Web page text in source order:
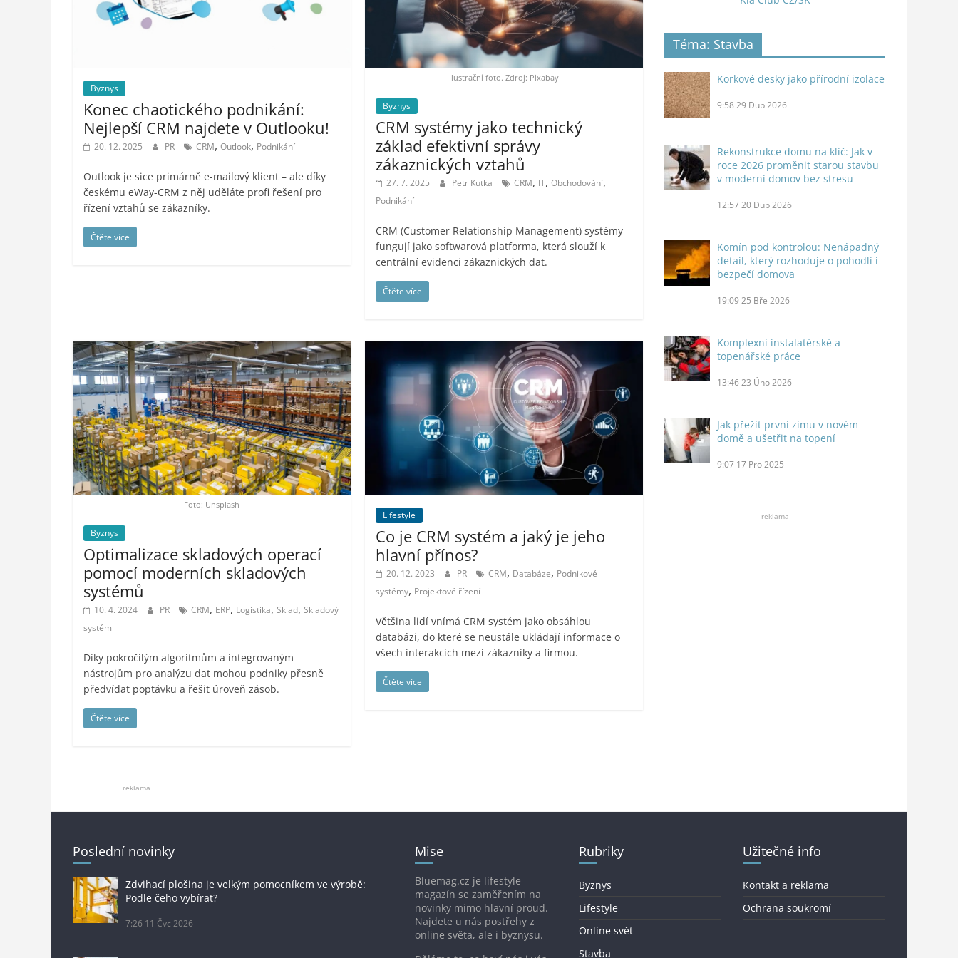
Byznys
Konec chaotického podnikání:
Nejlepší CRM najdete v Outlooku!
20. 12. 2025 PR CRM, Outlook, Podnikání
Outlook je sice primárně e-mailový klient – ale díky
českému eWay-CRM z něj uděláte profi řešení pro
řízení vztahů se zákazníky.
Čtěte více
Ilustrační foto. Zdroj: Pixabay
Byznys
CRM systémy jako technický
základ efektivní správy
zákaznických vztahů
27. 7. 2025 Petr Kutka CRM, IT,Obchodování,
Podnikání
CRM (Customer Relationship Management) systémy
fungují jako softwarová platforma, která slouží k
centrální evidenci zákaznických dat.
Čtěte více
Foto: Unsplash
Byznys
Optimalizace skladových operací
pomocí moderních skladových
systémů
10. 4. 2024 PR CRM, ERP, Logistika, Sklad, Skladový
systém
Díky pokročilým algoritmům a integrovaným
nástrojům pro analýzu dat mohou podniky přesně
předvídat poptávku a řešit úroveň zásob.
Čtěte více
Lifestyle
Co je CRM systém a jaký je jeho
hlavní přínos?
20. 12. 2023 PR CRM, Databáze, Podnikové
systémy, Projektové řízení
Většina lidí vnímá CRM systém jako obsáhlou
databázi, do které se neustále ukládají informace o
všech interakcích mezi zákazníky a firmou.
Čtěte více
Téma: Stavba
Korkové desky jako přírodní izolace
9:58 29 Dub 2026
Rekonstrukce domu na klíč: Jak v
roce 2026 proměnit starou stavbu
v moderní domov bez stresu
12:57 20 Dub 2026
Komín pod kontrolou: Nenápadný
detail, který rozhoduje o pohodlí i
bezpečí domova
19:09 25 Bře 2026
Komplexní instalatérské a
topenářské práce
13:46 23 Úno 2026
Jak přežít první zimu v novém
domě a ušetřit na topení
9:07 17 Pro 2025
reklama
reklama
Poslední novinky
Zdvihací plošina je velkým pomocníkem ve výrobě:
Podle čeho vybírat?
7:26 11 Čvc 2026
Mise
Bluemag.cz je lifestyle
magazín se zaměřením na
novinky mimo hlavní proud.
Najdete u nás postřehy z
online světa, ale i byznysu.
Rubriky
Byznys
Lifestyle
Online svět
Stavba
Užitečné info
Kontakt a reklama
Ochrana soukromí